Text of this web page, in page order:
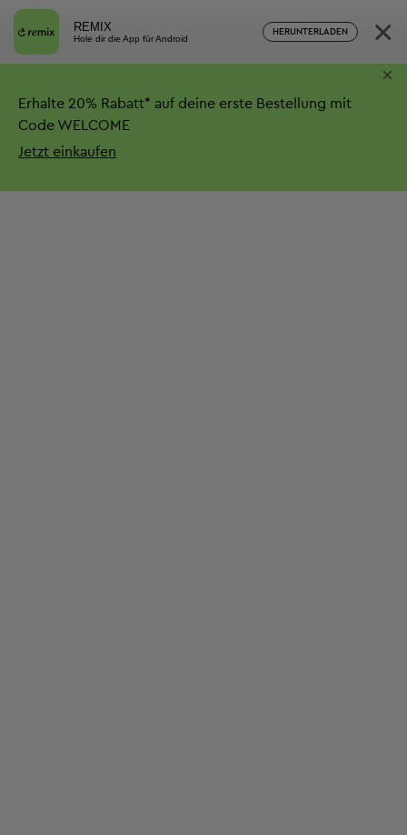
REMIX
Hole dir die App für Android
HERUNTERLADEN ×
Erhalte 20% Rabatt* auf deine erste Bestellung mit
Code WELCOME
Jetzt einkaufen
×